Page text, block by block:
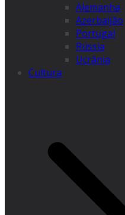
Alemanha
Azerbaijão
Portugal
Rússia
Ucrânia
Cultura